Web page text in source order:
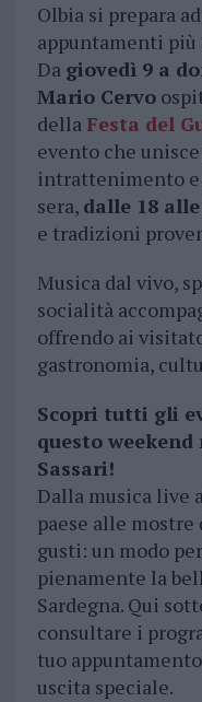
Olbia si prepara
appuntamenti più
Da giovedì 9 a
Mario Cervo
della Festa del
evento che
intrattenimento e
sera, dalle 18
e tradizioni
Musica dal vivo,
socialità
offrendo ai
gastronomia,
Scopri tutti gli
questo
Sassari!
Dalla musica live
paese alle mostre
gusti: un modo
pienamente la
Sardegna. Qui
consultare i
tuo
uscita speciale.